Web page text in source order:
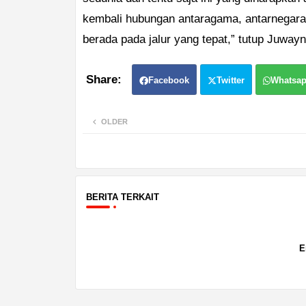
kembali hubungan antaragama,
berada pada jalur yang tepat,” tutup
Facebook Twitter
OLDER
BERITA TERKAIT